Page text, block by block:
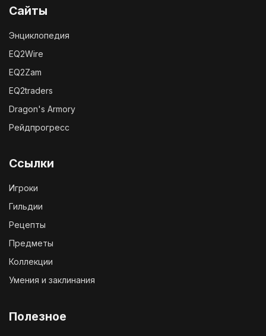
Сайты
Энциклопедия
EQ2Wire
EQ2Zam
EQ2traders
Dragon's Armory
Рейдпрогресс
Ссылки
Игроки
Гильдии
Рецепты
Предметы
Коллекции
Умения и заклинания
Полезное